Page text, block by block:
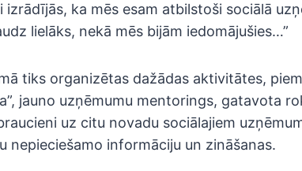
izrādījās, ka mēs esam atbilstoši sociālā
lielāks, nekā mēs bijām iedomājušies…”
tiks organizētas dažādas aktivitātes,
jauno uzņēmumu mentorings, gatavota
uz citu novadu sociālajiem
nepieciešamo informāciju un zināšanas.